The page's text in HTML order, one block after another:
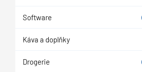
Software
Káva a doplňky
Drogerie